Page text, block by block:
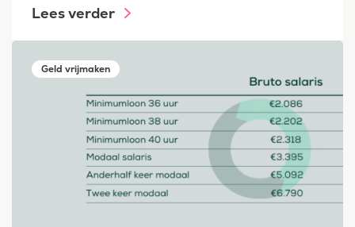
Lees verder
Geld vrijmaken